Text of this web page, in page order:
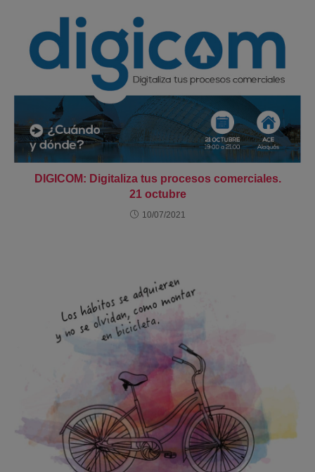
DIGICOM: Digitaliza tus procesos comerciales.
21 octubre
10/07/2021